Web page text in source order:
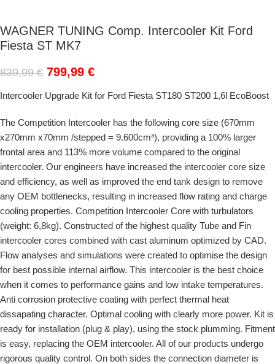
WAGNER TUNING Comp. Intercooler Kit Ford
Fiesta ST MK7
839,99€ 799,99 €
Intercooler Upgrade Kit for Ford Fiesta ST180 ST200 1,6l EcoBoost
The Competition Intercooler has the following core size (670mm
x270mm x70mm /stepped = 9.600cm³), providing a 100% larger
frontal area and 113% more volume compared to the original
intercooler. Our engineers have increased the intercooler core size
and efficiency, as well as improved the end tank design to remove
any OEM bottlenecks, resulting in increased flow rating and charge
cooling properties. Competition Intercooler Core with turbulators
(weight: 6,8kg). Constructed of the highest quality Tube and Fin
intercooler cores combined with cast aluminum optimized by CAD.
Flow analyses and simulations were created to optimise the design
for best possible internal airflow. This intercooler is the best choice
when it comes to performance gains and low intake temperatures.
Anti corrosion protective coating with perfect thermal heat
dissapating character. Optimal cooling with clearly more power. Kit is
ready for installation (plug & play), using the stock plumming. Fitment
is easy, replacing the OEM intercooler. All of our products undergo
rigorous quality control. On both sides the connection diameter is